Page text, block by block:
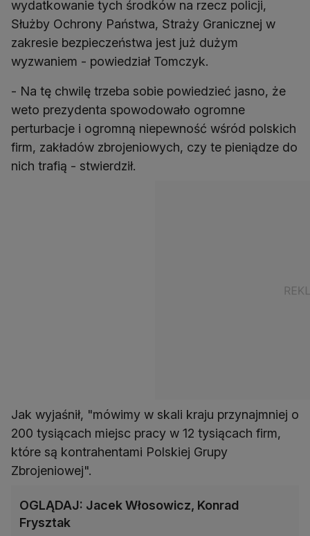
wydatkowanie tych środków na rzecz policji,
Służby Ochrony Państwa, Straży Granicznej w
zakresie bezpieczeństwa jest już dużym
wyzwaniem - powiedział Tomczyk.
- Na tę chwilę trzeba sobie powiedzieć jasno, że
weto prezydenta spowodowało ogromne
perturbacje i ogromną niepewność wśród polskich
firm, zakładów zbrojeniowych, czy te pieniądze do
nich trafią - stwierdził.
Jak wyjaśnił, "mówimy w skali kraju przynajmniej o
200 tysiącach miejsc pracy w 12 tysiącach firm,
które są kontrahentami Polskiej Grupy
Zbrojeniowej".
OGLĄDAJ: Jacek Włosowicz, Konrad
Frysztak